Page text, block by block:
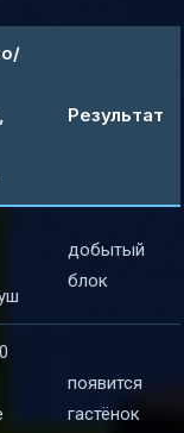
Результат
добытый
блок
появится
гастёнок